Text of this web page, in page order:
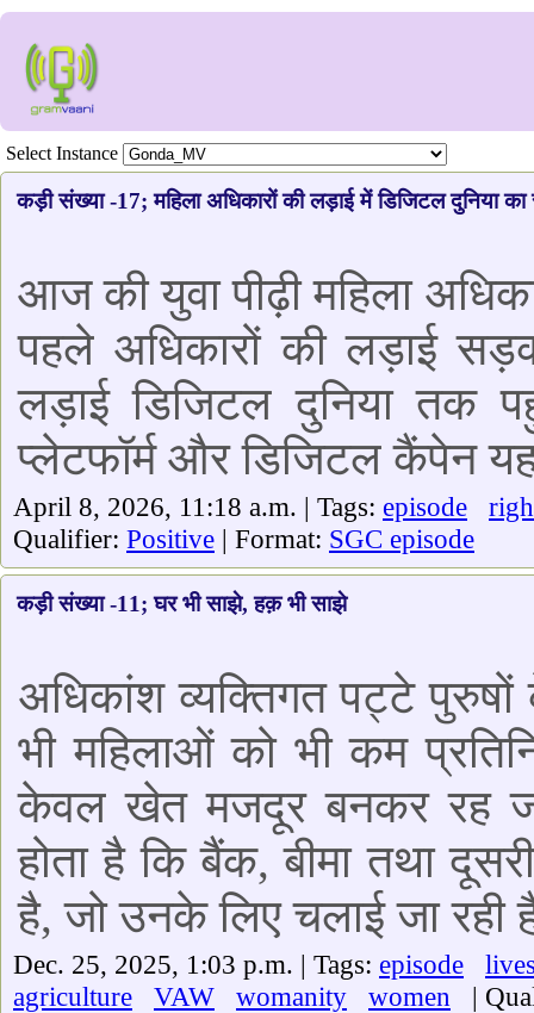
Select Instance
कड़ी संख्या -17; महिला अधिकारों की लड़ाई में डिजिटल दुनिया
आज की युवा पीढ़ी महिला
पहले अधिकारों की लड़ाई
लड़ाई डिजिटल दुनिया तक
प्लेटफॉर्म और डिजिटल कैंपेन
April 8, 2026, 11:18 a.m. | Tags: episode
Qualifier: Positive | Format: SGC episode
कड़ी संख्या -11; घर भी साझे, हक़ भी साझे
अधिकांश व्यक्तिगत पट्टे पुरुषों
भी महिलाओं को भी कम
केवल खेत मजदूर बनकर रह
होता है कि बैंक, बीमा तथा
है, जो उनके लिए चलाई जा रही
Dec. 25, 2025, 1:03 p.m. | Tags: episode
agriculture
VAW womanity women |